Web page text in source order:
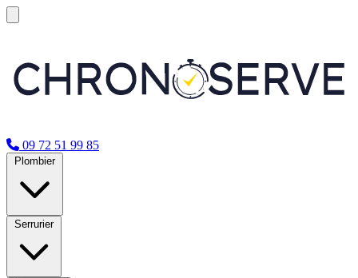
09 72 51 99 85
Plombier
Serrurier